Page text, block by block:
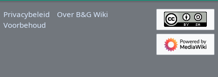
Privacybeleid
Over B&G Wiki
Voorbehoud